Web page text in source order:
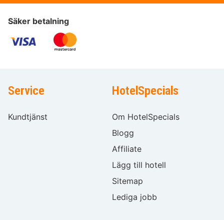
Säker betalning
Service
Kundtjänst
HotelSpecials
Om HotelSpecials
Blogg
Affiliate
Lägg till hotell
Sitemap
Lediga jobb